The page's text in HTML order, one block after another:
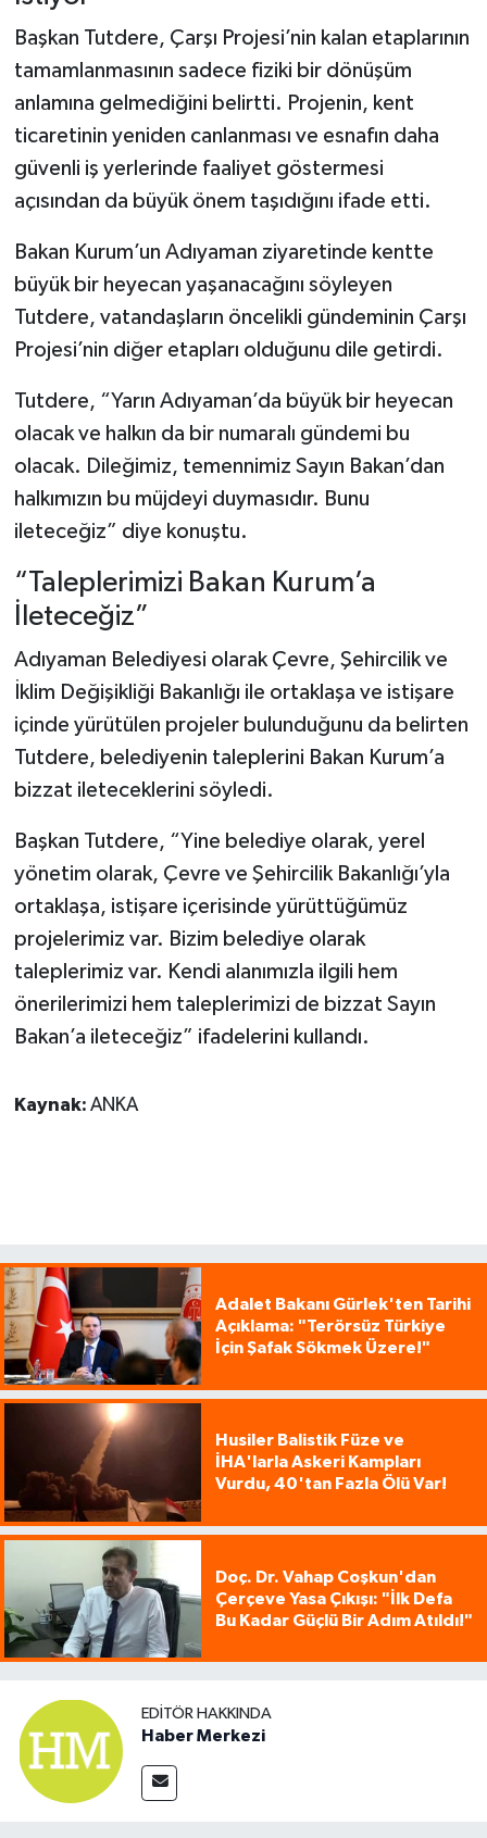
Başkan Tutdere, Çarşı Projesi’nin kalan etaplarının
tamamlanmasının sadece fiziki bir dönüşüm
anlamına gelmediğini belirtti. Projenin, kent
ticaretinin yeniden canlanması ve esnafın daha
güvenli iş yerlerinde faaliyet göstermesi
açısından da büyük önem taşıdığını ifade etti.
Bakan Kurum’un Adıyaman ziyaretinde kentte
büyük bir heyecan yaşanacağını söyleyen
Tutdere, vatandaşların öncelikli gündeminin Çarşı
Projesi’nin diğer etapları olduğunu dile getirdi.
Tutdere, “Yarın Adıyaman’da büyük bir heyecan
olacak ve halkın da bir numaralı gündemi bu
olacak. Dileğimiz, temennimiz Sayın Bakan’dan
halkımızın bu müjdeyi duymasıdır. Bunu
ileteceğiz” diye konuştu.
“Taleplerimizi Bakan Kurum’a
İleteceğiz”
Adıyaman Belediyesi olarak Çevre, Şehircilik ve
İklim Değişikliği Bakanlığı ile ortaklaşa ve istişare
içinde yürütülen projeler bulunduğunu da belirten
Tutdere, belediyenin taleplerini Bakan Kurum’a
bizzat ileteceklerini söyledi.
Başkan Tutdere, “Yine belediye olarak, yerel
yönetim olarak, Çevre ve Şehircilik Bakanlığı’yla
ortaklaşa, istişare içerisinde yürüttüğümüz
projelerimiz var. Bizim belediye olarak
taleplerimiz var. Kendi alanımızla ilgili hem
önerilerimizi hem taleplerimizi de bizzat Sayın
Bakan’a ileteceğiz” ifadelerini kullandı.
Kaynak: ANKA
Adalet Bakanı Gürlek'ten Tarihi
Açıklama: "Terörsüz Türkiye
İçin Şafak Sökmek Üzere!"
Husiler Balistik Füze ve
İHA'larla Askeri Kampları
Vurdu, 40'tan Fazla Ölü Var!
Doç. Dr. Vahap Coşkun'dan
Çerçeve Yasa Çıkışı: "İlk Defa
Bu Kadar Güçlü Bir Adım Atıldı!"
EDITÖR HAKKINDA
Haber Merkezi